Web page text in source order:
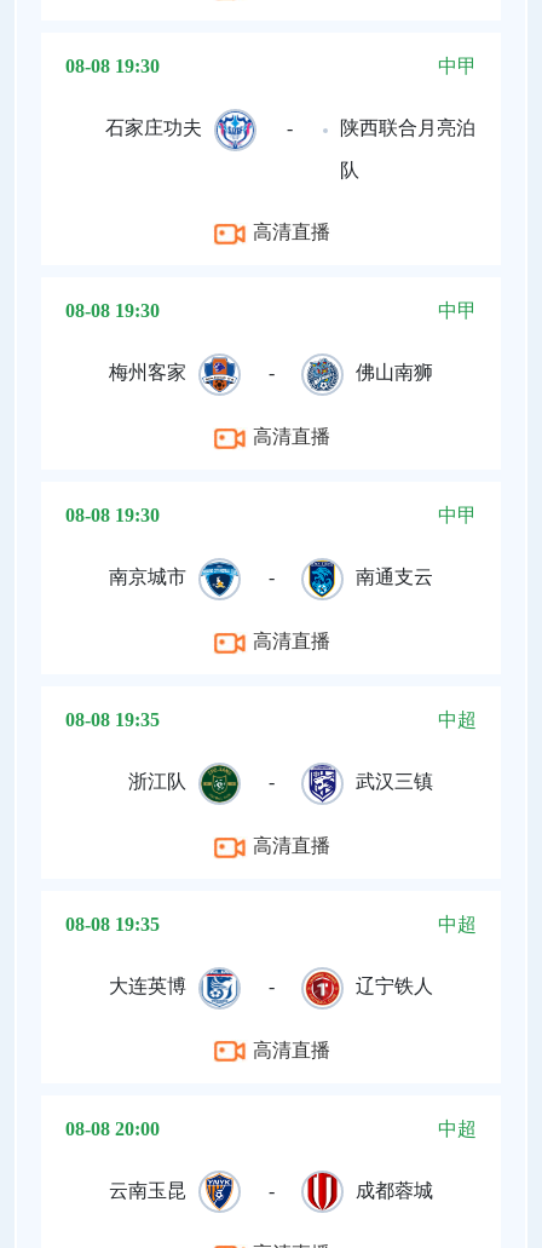
08-08 19:30 中甲
石家庄功夫 - 陕西联合月亮泊
队
高清直播
08-08 19:30 中甲
梅州客家 - 佛山南狮
高清直播
08-08 19:30 中甲
南京城市 - 南通支云
高清直播
08-08 19:35 中超
浙江队 - 武汉三镇
高清直播
08-08 19:35 中超
大连英博 - 辽宁铁人
高清直播
08-08 20:00 中超
云南玉昆 - 成都蓉城